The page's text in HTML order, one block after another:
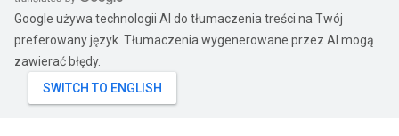
Google używa technologii AI do tłumaczenia treści na Twój
preferowany język. Tłumaczenia wygenerowane przez AI mogą
zawierać błędy.